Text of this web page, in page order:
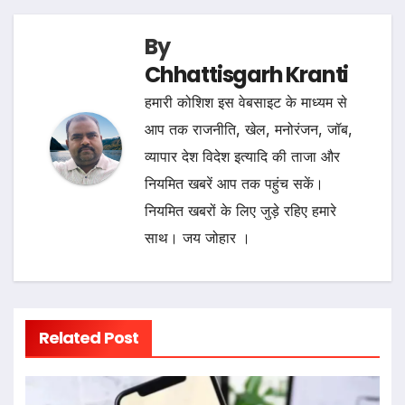
By
Chhattisgarh Kranti
हमारी कोशिश इस वेबसाइट के माध्यम से
आप तक राजनीति, खेल, मनोरंजन, जॉब,
व्यापार देश विदेश इत्यादि की ताजा और
नियमित खबरें आप तक पहुंच सकें।
नियमित खबरों के लिए जुड़े रहिए हमारे
साथ। जय जोहार ।
Related Post